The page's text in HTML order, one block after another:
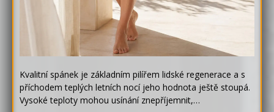
Kvalitní spánek je základním pilířem lidské regenerace a s
příchodem teplých letních nocí jeho hodnota ještě stoupá.
Vysoké teploty mohou usínání znepříjemnit,…